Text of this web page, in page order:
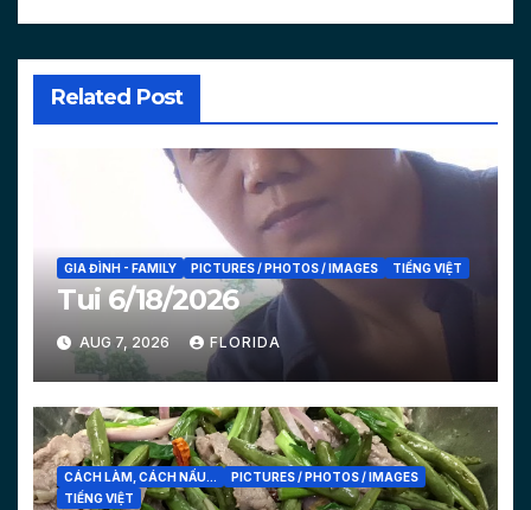
Related Post
GIA ĐÌNH - FAMILY PICTURES / PHOTOS / IMAGES TIẾNG VIỆT
Tui 6/18/2026
AUG 7, 2026 FLORIDA
CÁCH LÀM, CÁCH NẤU...
PICTURES / PHOTOS / IMAGES
TIẾNG VIỆT